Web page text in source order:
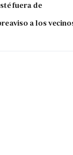
fuera de
a los